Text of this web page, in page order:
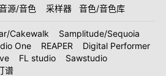
源/音色 采样器 音色/音色库
Cakewalk
Samplitude/Sequoia
One REAPER
Digital Performer
FL studio
Sawstudio
谱